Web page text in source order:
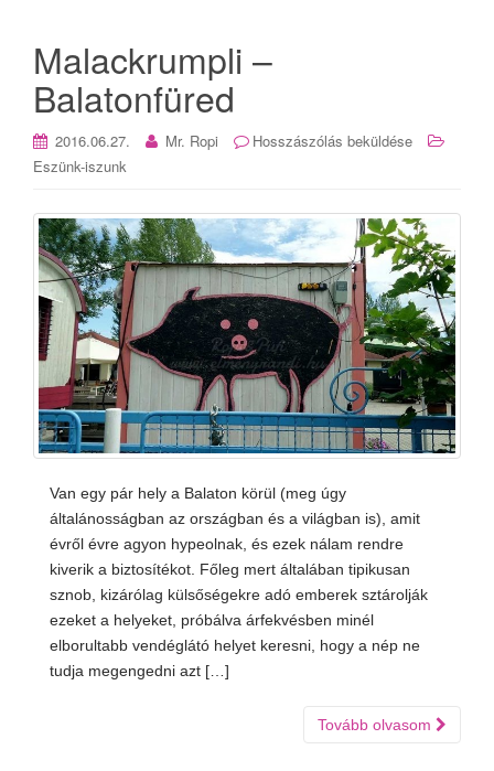
Malackrumpli –
Balatonfüred
2016.06.27. Mr. Ropi
Hosszászólás beküldése
Eszünk-iszunk
Van egy pár hely a Balaton körül (meg úgy
általánosságban az országban és a világban is), amit
évről évre agyon hypeolnak, és ezek nálam rendre
kiverik a biztosítékot. Főleg mert általában tipikusan
sznob, kizárólag külsőségekre adó emberek sztárolják
ezeket a helyeket, próbálva árfekvésben minél
elborultabb vendéglátó helyet keresni, hogy a nép ne
tudja megengedni azt […]
Tovább olvasom